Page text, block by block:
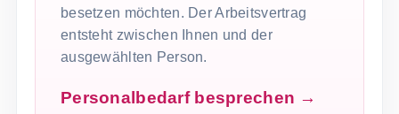
besetzen möchten. Der Arbeitsvertrag
entsteht zwischen Ihnen und der
ausgewählten Person.
Personalbedarf besprechen →